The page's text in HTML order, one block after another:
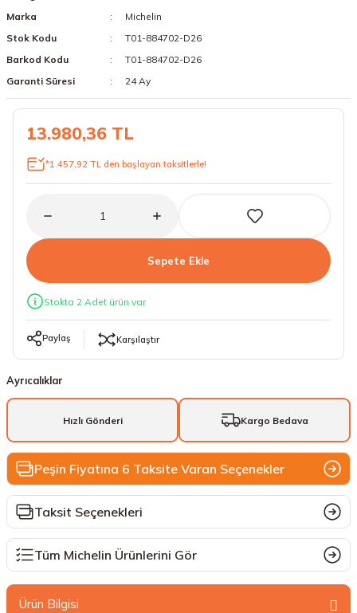
19 Lastikler
20 Lastikler
Marka
Michelin
Stok Kodu
T01-884702-D26
Barkod Kodu
T01-884702-D26
Garanti Süresi
24 Ay
13.980,36 TL
*1.457,92 TL den başlayan taksitlerle!
Sepete Ekle
Stokta 2 Adet ürün var
Paylaş Karşılaştır
Ayrıcalıklar
Hızlı Gönderi Kargo Bedava
Peşin Fiyatına 6 Taksite Varan Seçenekler
Taksit Seçenekleri
Tüm Michelin Ürünlerini Gör
Ürün Bilgisi